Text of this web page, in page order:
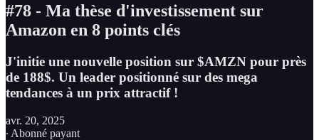
#78 - Ma thèse d'investissement sur
Amazon en 8 points clés
J'initie une nouvelle position sur $AMZN pour près
de 188$. Un leader positionné sur des mega
tendances à un prix attractif !
avr. 20, 2025
∙ Abonné payant